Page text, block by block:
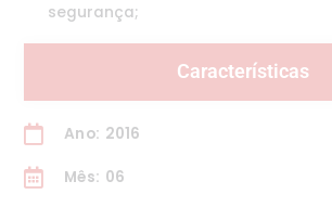
segurança;
Características
Ano: 2016
Mês: 06